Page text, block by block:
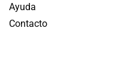
Ayuda
Contacto